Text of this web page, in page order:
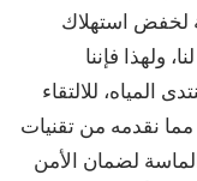
استهلاك
ولهذا فإننا
للالتقاء
مما نقدمه من تقنيات
لضمان الأمن